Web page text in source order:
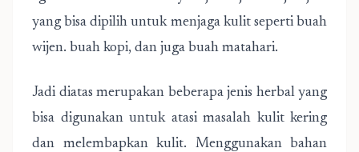
yang bisa dipilih untuk menjaga kulit seperti buah
wijen. buah kopi, dan juga buah matahari.
Jadi diatas merupakan beberapa jenis herbal yang
bisa digunakan untuk atasi masalah kulit kering
dan melembapkan kulit. Menggunakan bahan